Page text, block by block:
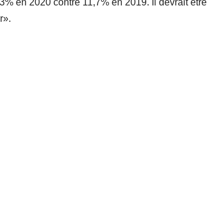
en 2020 contre 11,7% en 2019. Il devrait être